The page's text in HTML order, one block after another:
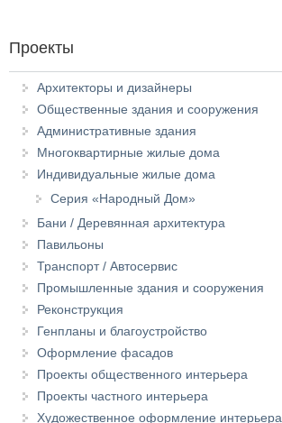
Проекты
Архитекторы и дизайнеры
Общественные здания и сооружения
Административные здания
Многоквартирные жилые дома
Индивидуальные жилые дома
Серия «Народный Дом»
Бани / Деревянная архитектура
Павильоны
Транспорт / Автосервис
Промышленные здания и сооружения
Реконструкция
Генпланы и благоустройство
Оформление фасадов
Проекты общественного интерьера
Проекты частного интерьера
Художественное оформление интерьера